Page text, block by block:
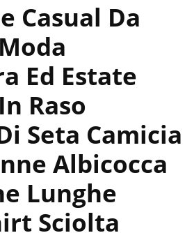
Casual Da
Ed Estate
Raso
Seta Camicia
Albicocca
Lunghe
Sciolta